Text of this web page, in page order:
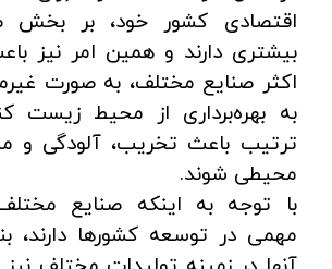
اقتصادی کشور خود، بر بخش
بیشتری دارند و همین امر نیز
اکثر صنایع مختلف، به صورت
به بهره‌برداری از محیط زیست
ترتیب باعث تخریب، آلودگی و
محیطی شوند.
با توجه به اینکه صنایع
مهمی در توسعه کشورها دارند،